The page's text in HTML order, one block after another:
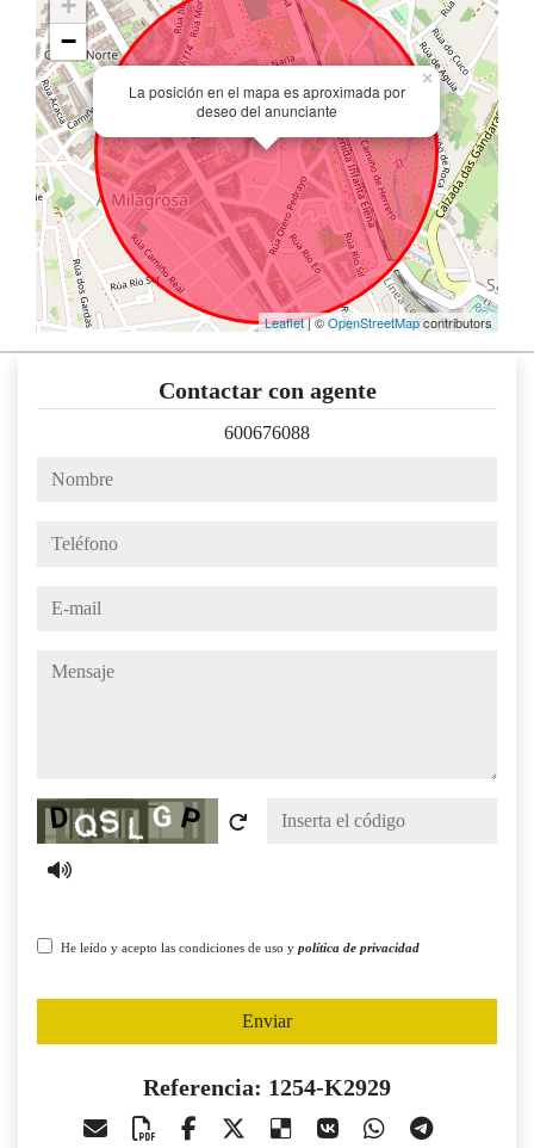
La posición en el mapa es aproximada por
deseo del anunciante
×
−
Leaflet| ©OpenStreetMapcontributors
Contactar con agente
600676088
nombre
teléfono
e-mail
mensaje
Captcha
He leído y acepto las condiciones de uso y política de privacidad
Enviar
Referencia: 1254-K2929